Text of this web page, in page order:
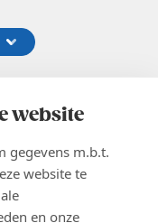
website
gegevens m.b.t.
website te
en onze